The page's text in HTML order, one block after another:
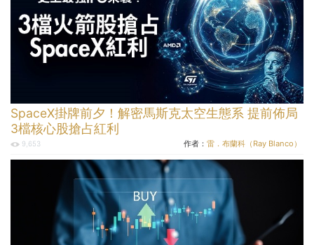
SpaceX掛牌前夕！解密馬斯克太空生態系 提前佈局
3檔核心股搶占紅利
9,653 作者： 雷．布蘭科（Ray Blanco）